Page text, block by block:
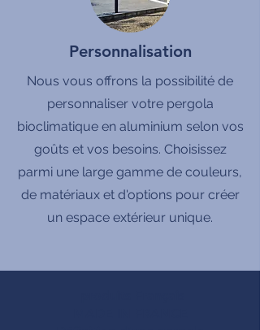
Personnalisation
Nous vous offrons la possibilité de
personnaliser votre pergola
bioclimatique en aluminium selon vos
goûts et vos besoins. Choisissez
parmi une large gamme de couleurs,
de matériaux et d'options pour créer
un espace extérieur unique.